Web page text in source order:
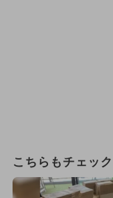
こちらもチェッ